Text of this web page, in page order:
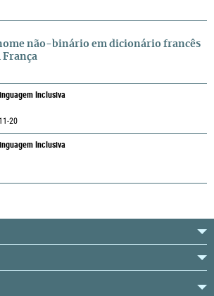
não-binário em dicionário francês
França
Inclusiva
20
Inclusiva